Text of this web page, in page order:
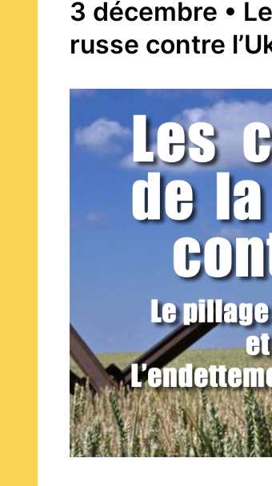
3 décembre •
russe contre